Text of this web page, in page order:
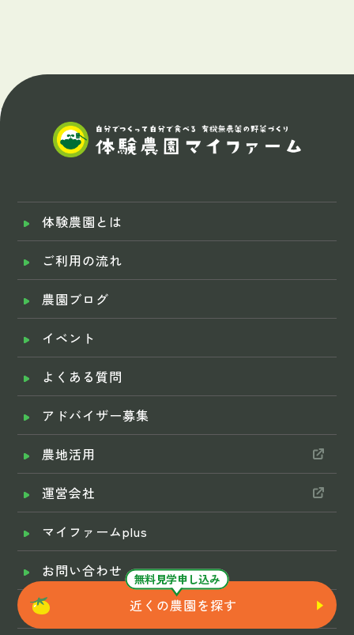
無料見学申し込み
近くの農園を探す
体験農園とは
ご利用の流れ
農園ブログ
イベント
よくある質問
アドバイザー募集
農地活用
運営会社
マイファームplus
お問い合わせ
プライバシーポリシー